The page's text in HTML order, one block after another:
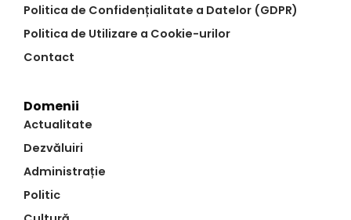
Politica de Confidențialitate a Datelor (GDPR)
Politica de Utilizare a Cookie-urilor
Contact
Domenii
Actualitate
Dezvăluiri
Administrație
Politic